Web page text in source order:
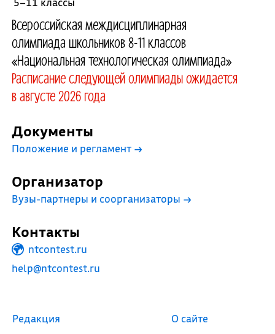
Всероссийская междисциплинарная
олимпиада школьников 8-11 классов
«Национальная технологическая олимпиада»
Расписание следующей олимпиады ожидается
в августе 2026 года
Документы
Положение и регламент →
Организатор
Вузы-партнеры и соорганизаторы →
Контакты
ntcontest.ru
help@ntcontest.ru
Редакция О сайте